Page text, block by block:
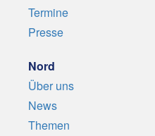
Termine
Presse
Nord
Über uns
News
Themen